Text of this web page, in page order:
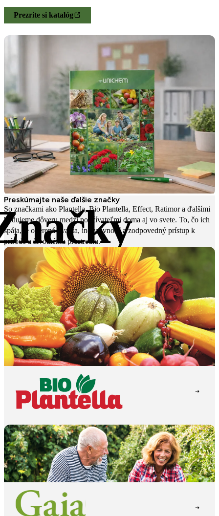
Prezrite si katalóg
Preskúmajte naše ďalšie značky
So značkami ako Plantella, Bio Plantella, Effect, Ratimor a ďalšími
budujeme dôveru medzi používateľmi doma aj vo svete. To, čo ich
spája, je overená kvalita, inovatívnosť a zodpovedný prístup k
prírode a životnému prostrediu.